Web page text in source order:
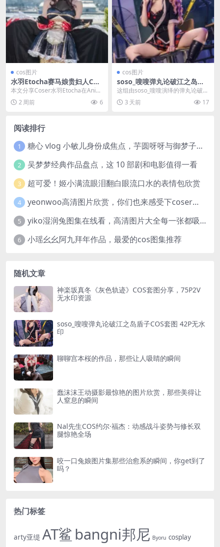
cos图片
水羽Etocha赛马娘贵妇人CO
S：红黑礼服闪耀AnimeJapa
本文分享Coser水羽Etocha在Anim
eJapan2026现场演绎的《赛马...
2 周前 6
cos图片
soso_嗖嗖弹丸论破江之岛盾
子COS套图 42P无水印
这组由soso_嗖嗖演绎的弹丸论破江
之岛盾子COS套图一共包含42张高
清无水印图...
3 天前 17
阅读排行
1 糖心 vlog 小敏儿身份成焦点，芋圆呀呀与御梦子谁更胜一筹
2 吴梦梦经典作品盘点，这 10 部剧和电影值得一看
3 超可爱！姬小满流眼泪翻白眼流口水的表情包欣赏
4 yeonwoo高清图片欣赏，你们也来感受下coser美女这颜值吧！
5 yiko湿润兔图集在线看，高清图片大全每一张都吸睛
6 小瑶幺幺阿九拜年作品，最爱的cos图集推荐
随机文章
神楽坂真冬《灰色轨迹》COS套图分享，75P2V
无水印资源
soso_嗖嗖弹丸论破江之岛盾子COS套图 42P无水
印
聊聊宫本桜的作品，那些让人吸睛的瞬间
蠢沫沫王动摄影最惊艳的图片欣赏，那些美得让
人窒息的瞬间
Nal先生COS约尔·福杰：动感战斗姿势与修长双
腿惊艳全场
咬一口兔娘图片集那些治愈系的瞬间，你get到了
吗？
热门标签
arty亚缇 AT鲨 bangni邦尼 Byoru cosplay